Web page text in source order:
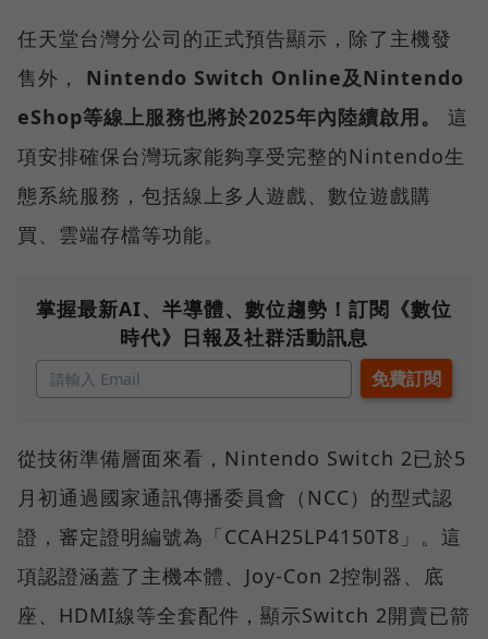
任天堂台灣分公司的正式預告顯示，除了主機發
售外， Nintendo Switch Online及Nintendo
eShop等線上服務也將於2025年內陸續啟用。
這
項安排確保台灣玩家能夠享受完整的Nintendo生
態系統服務，包括線上多人遊戲、數位遊戲購
買、雲端存檔等功能。
掌握最新AI、半導體、數位趨勢！訂閱《數位
時代》日報及社群活動訊息
從技術準備層面來看，Nintendo Switch 2已於5
月初通過國家通訊傳播委員會（NCC）的型式認
證，審定證明編號為「CCAH25LP4150T8」。這
項認證涵蓋了主機本體、Joy-Con 2控制器、底
座、HDMI線等全套配件，顯示Switch 2開賣已箭